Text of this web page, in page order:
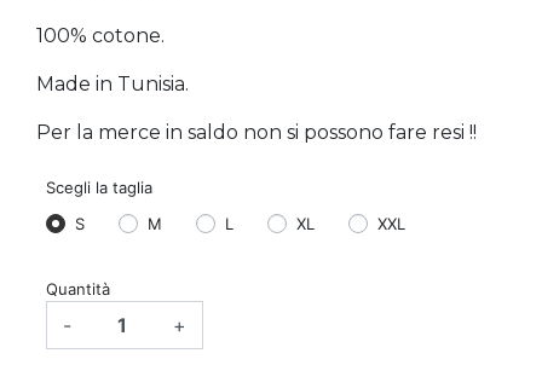
100% cotone.
Made in Tunisia.
Per la merce in saldo non si possono fare resi !!
Scegli la taglia
S
M L XL XXL
Quantità
- +